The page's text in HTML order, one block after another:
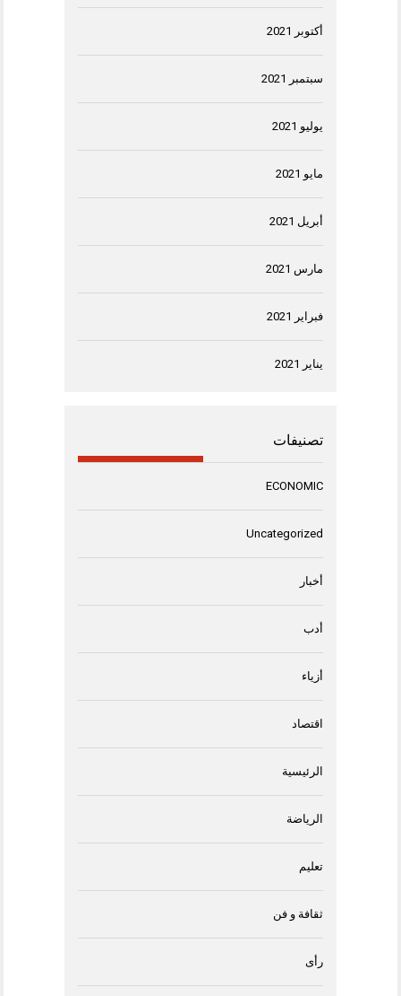
أكتوبر 2021
سبتمبر 2021
يوليو 2021
مايو 2021
أبريل 2021
مارس 2021
فبراير 2021
يناير 2021
تصنيفات
ECONOMIC
Uncategorized
أخبار
أدب
أزياء
اقتصاد
الرئيسية
الرياضة
تعليم
ثقافة و فن
رأى